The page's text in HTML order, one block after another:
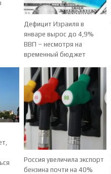
Дефицит Израиля в
январе вырос до 4,9%
ВВП – несмотря на
временный бюджет
Россия увеличила экспорт
бензина почти на 40%